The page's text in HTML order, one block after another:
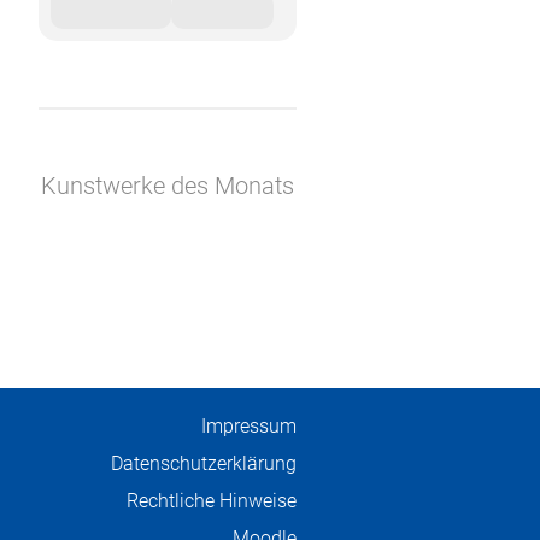
Kunstwerke des Monats
Impressum
Datenschutzerklärung
Rechtliche Hinweise